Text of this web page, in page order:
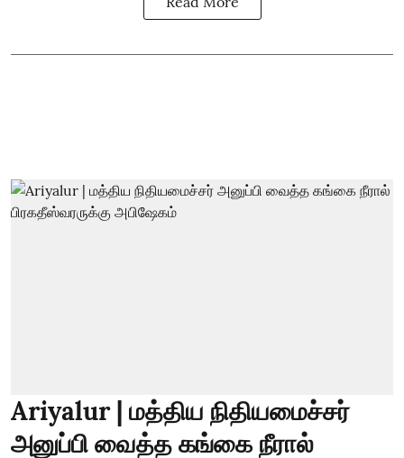
Ariyalur | மத்திய நிதியமைச்சர்
அனுப்பி வைத்த கங்கை நீரால்